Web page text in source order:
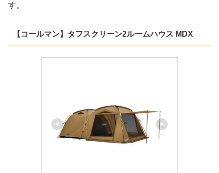
す。
【コールマン】タフスクリーン2ルームハウス MDX